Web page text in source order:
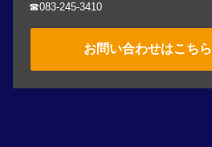
☎083-245-3410
お問い合わせはこち